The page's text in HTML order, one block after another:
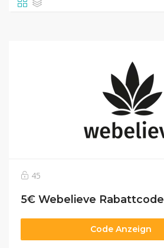
45
5€ Webelieve Rabattcode
Code Anzeign